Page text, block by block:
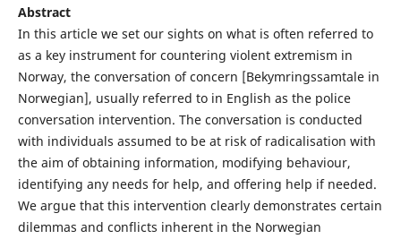
Abstract
In this article we set our sights on what is often referred to
as a key instrument for countering violent extremism in
Norway, the conversation of concern [Bekymringssamtale in
Norwegian], usually referred to in English as the police
conversation intervention. The conversation is conducted
with individuals assumed to be at risk of radicalisation with
the aim of obtaining information, modifying behaviour,
identifying any needs for help, and offering help if needed.
We argue that this intervention clearly demonstrates certain
dilemmas and conflicts inherent in the Norwegian